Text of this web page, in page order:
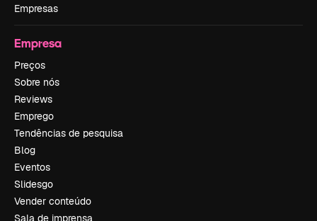
Empresas
Empresa
Preços
Sobre nós
Reviews
Emprego
Tendências de pesquisa
Blog
Eventos
Slidesgo
Vender conteúdo
Sala de imprensa